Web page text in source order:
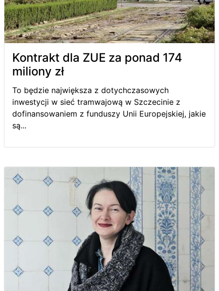
Kontrakt dla ZUE za ponad 174
miliony zł
To będzie największa z dotychczasowych
inwestycji w sieć tramwajową w Szczecinie z
dofinansowaniem z funduszy Unii Europejskiej, jakie
są...